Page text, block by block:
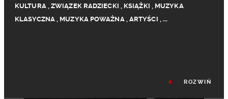
KULTURA,ZWIĄZEK RADZIECKI , KSIĄŻKI , MUZYKA
KLASYCZNA, MUZYKA POWAŻNA, ARTYŚCI , ...
ROZWIŃ